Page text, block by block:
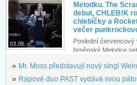
03.08.
Melodku. The
debut, CHLEB!K
chlebíčky a
večer
Poslední červencový
brněnské Melodce
» Mr. Moss představují nový singl
» Rapové duo PAST vydává svou